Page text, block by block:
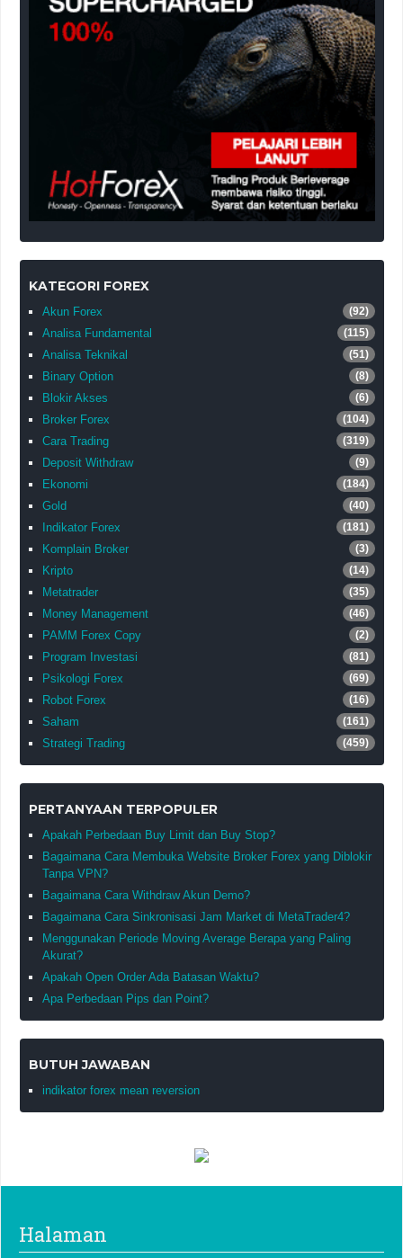
KATEGORI FOREX
Akun Forex (92)
Analisa Fundamental (115)
Analisa Teknikal (51)
Binary Option (8)
Blokir Akses (6)
Broker Forex (104)
Cara Trading (319)
Deposit Withdraw (9)
Ekonomi (184)
Gold (40)
Indikator Forex (181)
Komplain Broker (3)
Kripto (14)
Metatrader (35)
Money Management (46)
PAMM Forex Copy (2)
Program Investasi (81)
Psikologi Forex (69)
Robot Forex (16)
Saham (161)
Strategi Trading (459)
PERTANYAAN TERPOPULER
Apakah Perbedaan Buy Limit dan Buy Stop?
Bagaimana Cara Membuka Website Broker Forex yang Diblokir
Tanpa VPN?
Bagaimana Cara Withdraw Akun Demo?
Bagaimana Cara Sinkronisasi Jam Market di MetaTrader4?
Menggunakan Periode Moving Average Berapa yang Paling
Akurat?
Apakah Open Order Ada Batasan Waktu?
Apa Perbedaan Pips dan Point?
BUTUH JAWABAN
indikator forex mean reversion
Halaman